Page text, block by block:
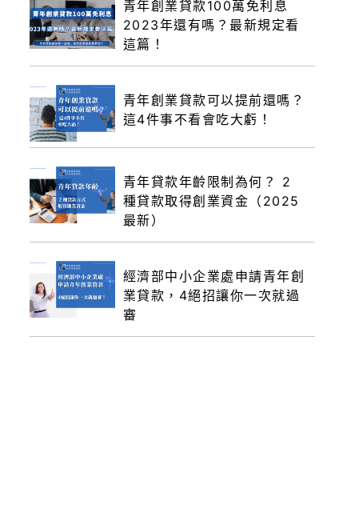
青年創業貸款100萬免利息
2023年還有嗎？最新規定看
這篇！
青年創業貸款可以提前還嗎？
這4件事不看會吃大虧！
青年貸款年齡限制為何？ 2
種貸款取得創業資金（2025
最新）
經濟部中小企業處申請青年創
業貸款，4絕招讓你一次就過
審